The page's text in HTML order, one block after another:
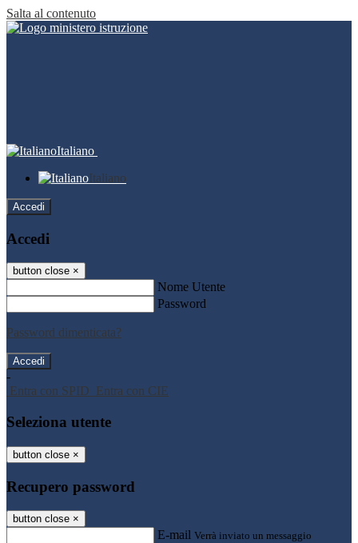
Salta al contenuto
Italiano
Italiano
Accedi
Accedi
button close ×
Nome Utente
Password
Password dimenticata?
-
Entra con SPID Entra con CIE
Seleziona utente
button close ×
Recupero password
button close ×
E-mail Verrà inviato un messaggio